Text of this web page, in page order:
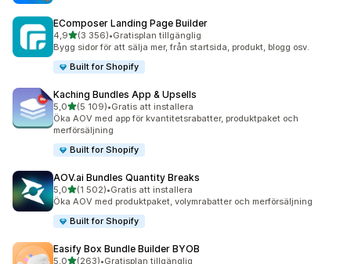
EComposer Landing Page Builder
4,9av 5 stjärnor
(3 356)
3356 recensioner totalt
•Gratisplan tillgänglig
Bygg sidor för att sälja mer, från startsida, produkt, blogg osv.
Built for Shopify
Kaching Bundles App & Upsells
5,0av 5 stjärnor
(5 109)
5109 recensioner totalt
•Gratis att installera
Öka AOV med app för kvantitetsrabatter, produktpaket och
merförsäljning
Built for Shopify
AOV.ai Bundles Quantity Breaks
5,0av 5 stjärnor
(1 502)
1502 recensioner totalt
•Gratis att installera
Öka AOV med produktpaket, volymrabatter och merförsäljning
Built for Shopify
Easify Box Bundle Builder BYOB
5,0av 5 stjärnor
(263)•Gratisplan tillgänglig